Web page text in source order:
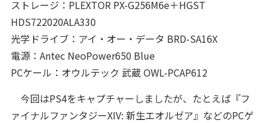
ストレージ：PLEXTOR PX-G256M6e＋HGST
HDS722020ALA330
光学ドライブ：アイ・オー・データ BRD-SA16X
電源：Antec NeoPower650 Blue
PCケール：オウルテック 武蔵 OWL-PCAP612
今回はPS4をキャプチャーしましたが、たとえば『フ
ァイナルファンタジーXIV: 新生エオルゼア』などのPCゲ